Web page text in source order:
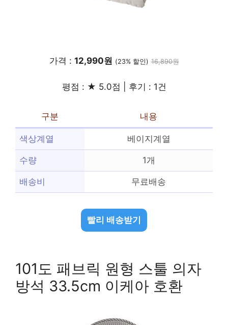
가격 : 12,990원 (23% 할인) 16,890원
평점 : ★ 5.0점 | 후기 : 1건
구분 내용
색상계열 베이지계열
수량 1개
배송비 무료배송
빨리 배송받기
101도 패브릭 원형 스툴 의자
방석 33.5cm 이케아 호환